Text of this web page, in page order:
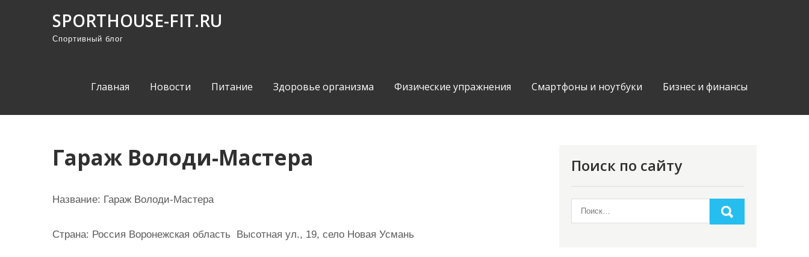
SPORTHOUSE-FIT.RU
Спортивный блог
Главная Новости Питание Здоровье организма Физические упражнения Смартфоны и ноутбуки Бизнес и финансы
Гараж Володи-Мастера
Название: Гараж Володи-Мастера
Страна: Россия Воронежская область Высотная ул., 19, село Новая Усмань
Поиск по сайту